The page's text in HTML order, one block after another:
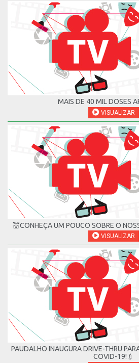
MAIS DE 40 MIL DOSES
VISUALIZAR
💒CONHEÇA UM POUCO SOBRE O
VISUALIZAR
PAUDALHO INAUGURA DRIVE-THRU
COVID-19!💉